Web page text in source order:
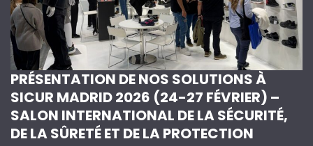
PRÉSENTATION DE NOS SOLUTIONS À
SICUR MADRID 2026 (24-27 FÉVRIER) –
SALON INTERNATIONAL DE LA SÉCURITÉ,
DE LA SÛRETÉ ET DE LA PROTECTION